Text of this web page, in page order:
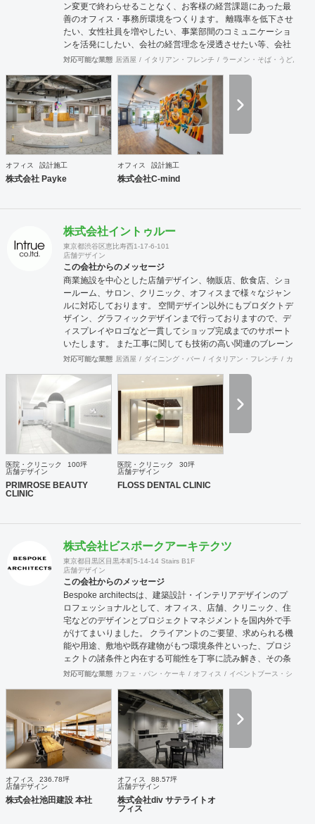
ン変更で終わらせることなく、お客様の経営課題にあった最
善のオフィス・事務所環境をつくります。 離職率を低下させ
たい、女性社員を増やしたい、事業部間のコミュニケーショ
ンを活発にしたい、会社の経営理念を浸透させたい等、会社
の規模やフェーズによって様々な課題をかかえています。ど
今後どのような事業戦略を描き、どのような組織になってい
きたいのか。それらを共有することがオフィスデザインのス
タートとなります。 また、オフィスはスタッフにとって一日
の大半を過ごす場所です。機能的かつ快適な空間を作ること
は精神的な安心やモチベーション・作業効率の向上に繋がっ
ていくでしょう。このように、経営面の課題と現場の声をし
案させていただきます。
対応可能な業態 居酒屋 イタリアン・フレンチ ラーメン・そば・うどん
オフィス 設計施工
株式会社 Payke
オフィス 設計施工
株式会社C-mind
株式会社イントゥルー
東京都渋谷区恵比寿西1-17-6-101
店舗デザイン
この会社からのメッセージ
商業施設を中心とした店舗デザイン、物販店、飲食店、ショ
ールーム、サロン、クリニック、オフィスまで様々なジャン
ルに対応しております。 空間デザイン以外にもプロダクトデ
ザイン、グラフィックデザインまで行っておりますので、デ
ィスプレイやロゴなど一貫してショップ完成までのサポート
いたします。 また工事に関しても技術の高い関連のブレーン
が全国にいるため首都圏はもとより地方の案件まで対応が可
摯に向き合い、常にハイクオリティなデザインを提供いたし
ます。
対応可能な業態 居酒屋 ダイニング・バー イタリアン・フレンチ カフェ
医院・クリニック
100坪
店舗デザイン
PRIMROSE BEAUTY
CLINIC
医院・クリニック
30坪
店舗デザイン
FLOSS DENTAL CLINIC
株式会社ビスポークアーキテクツ
東京都目黒区目黒本町5-14-14 Stairs B1F
店舗デザイン
この会社からのメッセージ
Bespoke architectsは、建築設計・インテリアデザインのプ
ロフェッショナルとして、オフィス、店舗、クリニック、住
宅などのデザインとプロジェクトマネジメントを国内外で手
がけてまいりました。 クライアントのご要望、求められる機
能や用途、敷地や既存建物がもつ環境条件といった、プロジ
ェクトの諸条件と内在する可能性を丁寧に読み解き、その条
件でこそ可能な空間環境の豊かさを提案し、カタチにしま
計・ランドスケープデザイン等の専門家と協働し、大規模建
築物や高度な設計にも対応致します。 ご要望に合わせて、設
計・デザインに加えて、予算管理・工程管理・別途工事の一
括管理等を含めたプロジェクトマネジメントを担い、ワンス
トップでのプロジェクト推進を行います。発注管理における
クライアントのご負担を軽減するとともに、第三者的な立場
からプロセスを適切に管理することで、クライアントの利益
に適うコスト管理と、工事品質の向上を実現致します。 ま
た、新規サービス立上げやリブランディングに際しては、空
間デザイン的な見地から事業企画やCI計画・デザインマニュ
対応可能な業態 カフェ・パン・ケーキ オフィス イベントブース・ショール
オフィス
236.78坪
店舗デザイン
株式会社池田建設 本社
オフィス
88.57坪
店舗デザイン
株式会社div サテライトオ
フィス